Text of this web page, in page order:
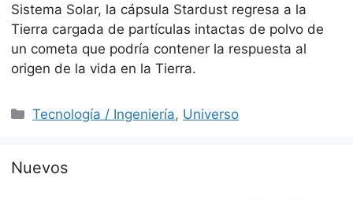
Sistema Solar, la cápsula Stardust regresa a la
Tierra cargada de partículas intactas de polvo de
un cometa que podría contener la respuesta al
origen de la vida en la Tierra.
Categorías
Tecnología / Ingeniería, Universo
Nuevos